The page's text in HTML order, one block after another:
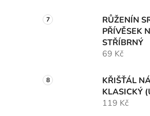
RŮŽENÍN
PŘÍVĚSEK
STŘÍBRNÝ
69 Kč
KŘIŠŤÁL
KLASICKÝ
119 Kč